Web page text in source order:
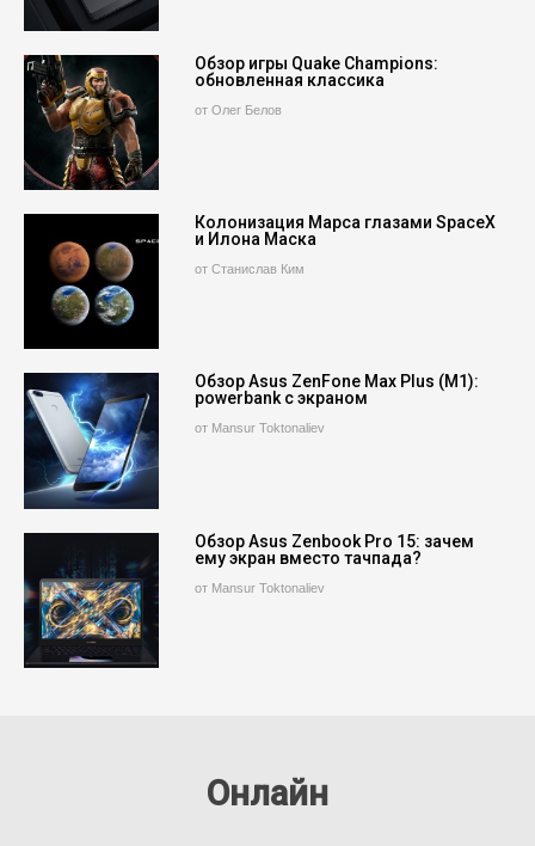
Обзор игры Quake Champions:
обновленная классика
от Олег Белов
Колонизация Марса глазами SpaceX
и Илона Маска
от Станислав Ким
Обзор Asus ZenFone Max Plus (M1):
powerbank с экраном
от Mansur Toktonaliev
Обзор Asus Zenbook Pro 15: зачем
ему экран вместо тачпада?
от Mansur Toktonaliev
Онлайн